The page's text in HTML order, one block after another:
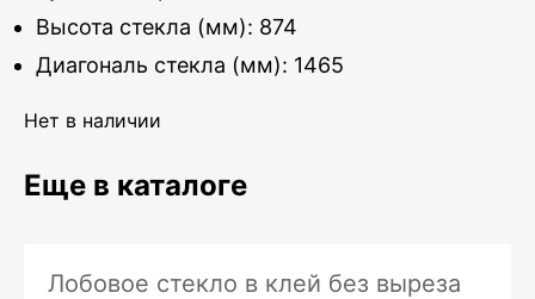
Высота стекла (мм): 874
Диагональ стекла (мм): 1465
Нет в наличии
Еще в каталоге
Лобовое стекло в клей без выреза